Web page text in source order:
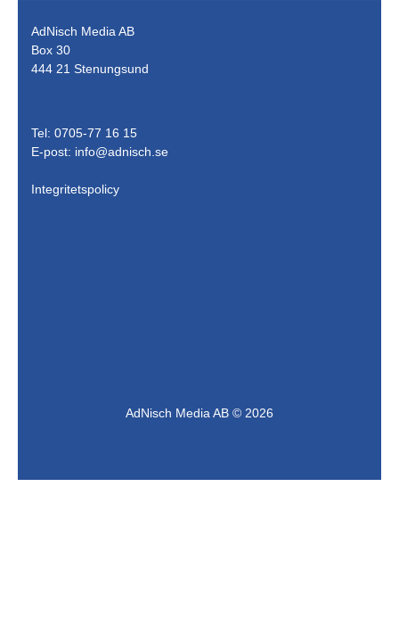
AdNisch Media AB
Box 30
444 21 Stenungsund
Tel: 0705-77 16 15
E-post: info@adnisch.se
Integritetspolicy
AdNisch Media AB © 2026